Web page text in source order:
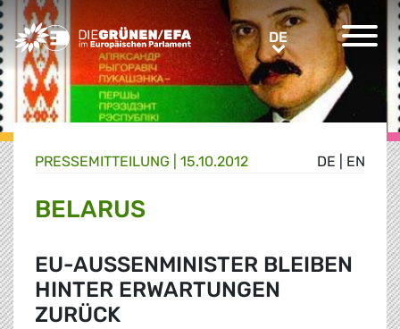
Greens/EFA Home DEDE
DE EN
PRESSE­MITTEILUNG 15.10.2012
BELARUS
EU-AUSSENMINISTER BLEIBEN H
INTER ERWARTUNGEN Z
URÜCK